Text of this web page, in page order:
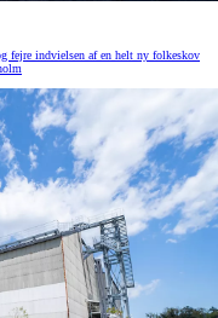
fejre indvielsen af en helt ny folkeskov